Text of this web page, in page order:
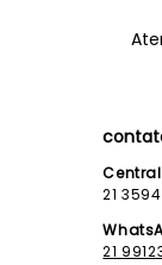
21
21